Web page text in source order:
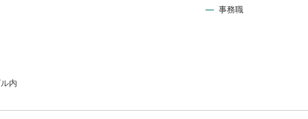
事務職
内